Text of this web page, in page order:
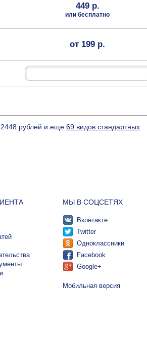
449 р.
или бесплатно
от 199 р.
рублей и еще 69 видов стандартных
МЫ В СОЦСЕТЯХ
Вконтакте
Twitter
Одноклассники
Facebook
Google+
Мобильная версия